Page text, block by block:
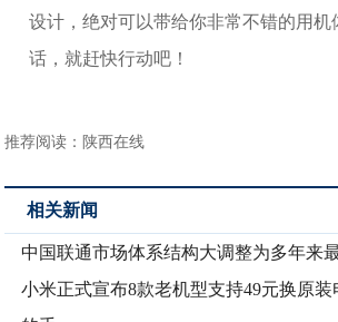
设计，绝对可以带给你非常不错的用机
话，就赶快行动吧！
推荐阅读： 陕西在线
相关新闻
中国联通市场体系结构大调整为多年来
小米正式宣布8款老机型支持49元换原